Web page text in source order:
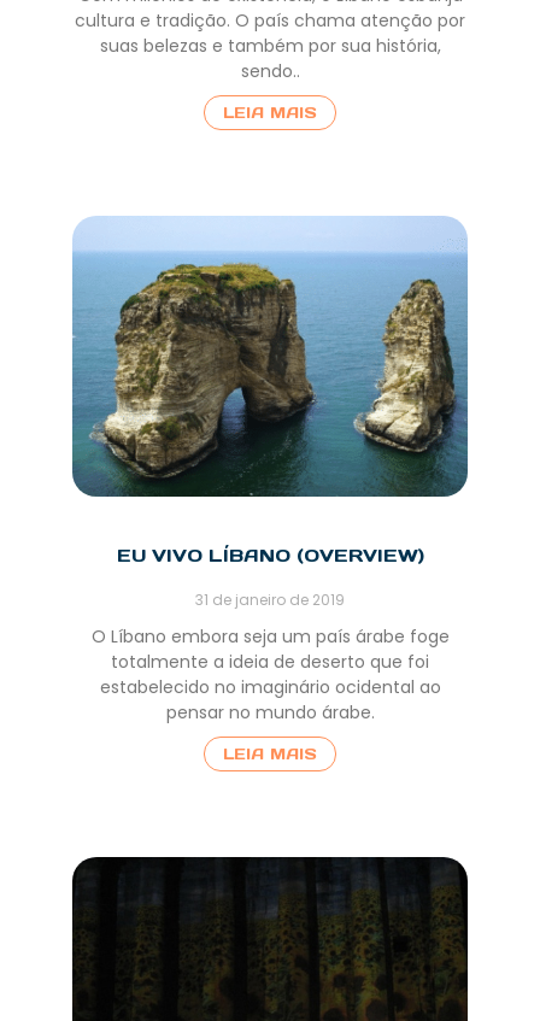
cultura e tradição. O país chama atenção por
suas belezas e também por sua história,
sendo..
LEIA MAIS
EU VIVO LÍBANO (OVERVIEW)
31 de janeiro de 2019
O Líbano embora seja um país árabe foge
totalmente a ideia de deserto que foi
estabelecido no imaginário ocidental ao
pensar no mundo árabe.
LEIA MAIS